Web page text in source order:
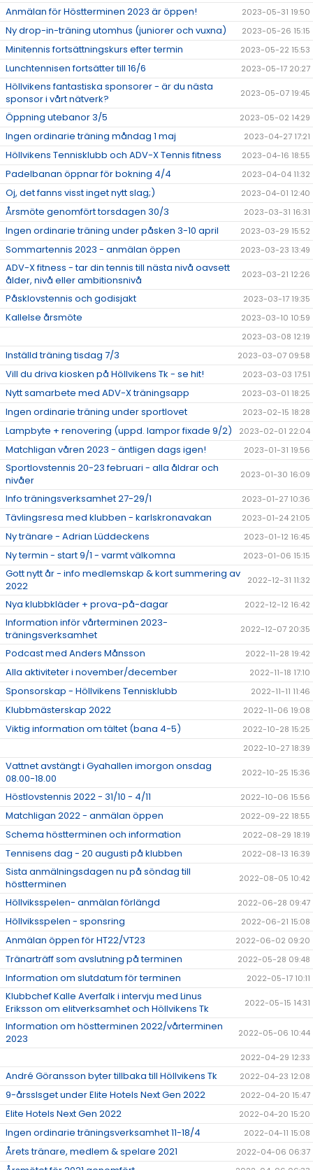
Anmälan för Höstterminen 2023 är öppen! 2023-05-31 19:50
Ny drop-in-träning utomhus (juniorer och vuxna) 2023-05-26 15:15
Minitennis fortsättningskurs efter termin 2023-05-22 15:53
Lunchtennisen fortsätter till 16/6 2023-05-17 20:27
Höllvikens fantastiska sponsorer - är du nästa
sponsor i vårt nätverk?
2023-05-07 19:45
Öppning utebanor 3/5 2023-05-02 14:29
Ingen ordinarie träning måndag 1 maj 2023-04-27 17:21
Höllvikens Tennisklubb och ADV-X Tennis fitness 2023-04-16 18:55
Padelbanan öppnar för bokning 4/4 2023-04-04 11:32
Oj, det fanns visst inget nytt slag;) 2023-04-01 12:40
Årsmöte genomfört torsdagen 30/3 2023-03-31 16:31
Ingen ordinarie träning under påsken 3-10 april 2023-03-29 15:52
Sommartennis 2023 - anmälan öppen 2023-03-23 13:49
ADV-X fitness - tar din tennis till nästa nivå oavsett
ålder, nivå eller ambitionsnivå
2023-03-21 12:26
Påsklovstennis och godisjakt 2023-03-17 19:35
Kallelse årsmöte
2023-03-10 10:59
2023-03-08 12:19
Inställd träning tisdag 7/3 2023-03-07 09:58
Vill du driva kiosken på Höllvikens Tk - se hit! 2023-03-03 17:51
Nytt samarbete med ADV-X träningsapp 2023-03-01 18:25
Ingen ordinarie träning under sportlovet 2023-02-15 18:28
Lampbyte + renovering (uppd. lampor fixade 9/2) 2023-02-01 22:04
Matchligan våren 2023 - äntligen dags igen! 2023-01-31 19:56
Sportlovstennis 20-23 februari - alla åldrar och
nivåer
2023-01-30 16:09
Info träningsverksamhet 27-29/1 2023-01-27 10:36
Tävlingsresa med klubben - karlskronavakan 2023-01-24 21:05
Ny tränare - Adrian Lüddeckens 2023-01-12 16:45
Ny termin - start 9/1 - varmt välkomna 2023-01-06 15:15
Gott nytt år - info medlemskap & kort summering av
2022
2022-12-31 11:32
Nya klubbkläder + prova-på-dagar 2022-12-12 16:42
Information inför vårterminen 2023-
träningsverksamhet
2022-12-07 20:35
Podcast med Anders Månsson 2022-11-28 19:42
Alla aktiviteter i november/december 2022-11-18 17:10
Sponsorskap - Höllvikens Tennisklubb 2022-11-11 11:46
Klubbmästerskap 2022 2022-11-06 19:08
Viktig information om tältet (bana 4-5)
2022-10-28 15:25
2022-10-27 18:39
Vattnet avstängt i Gyahallen imorgon onsdag
08.00-18.00
2022-10-25 15:36
Höstlovstennis 2022 - 31/10 - 4/11 2022-10-06 15:56
Matchligan 2022 - anmälan öppen 2022-09-22 18:55
Schema höstterminen och information 2022-08-29 18:19
Tennisens dag - 20 augusti på klubben 2022-08-13 16:39
Sista anmälningsdagen nu på söndag till
höstterminen
2022-08-05 10:42
Höllviksspelen- anmälan förlängd 2022-06-28 09:47
Höllviksspelen - sponsring 2022-06-21 15:08
Anmälan öppen för HT22/VT23 2022-06-02 09:20
Tränarträff som avslutning på terminen 2022-05-28 09:48
Information om slutdatum för terminen 2022-05-17 10:11
Klubbchef Kalle Averfalk i intervju med Linus
Eriksson om elitverksamhet och Höllvikens Tk
2022-05-15 14:31
Information om höstterminen 2022/vårterminen
2023
2022-05-06 10:44
2022-04-29 12:33
André Göransson byter tillbaka till Höllvikens Tk 2022-04-23 12:08
9-årsslsget under Elite Hotels Next Gen 2022 2022-04-20 15:47
Elite Hotels Next Gen 2022 2022-04-20 15:20
Ingen ordinarie träningsverksamhet 11-18/4 2022-04-11 15:08
Årets tränare, medlem & spelare 2021 2022-04-06 06:37